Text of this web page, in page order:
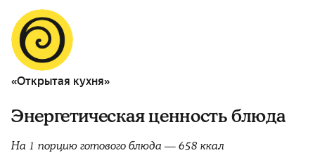
«Открытая кухня»
Энергетическая ценность блюда
На 1 порцию готового блюда — 658 ккал